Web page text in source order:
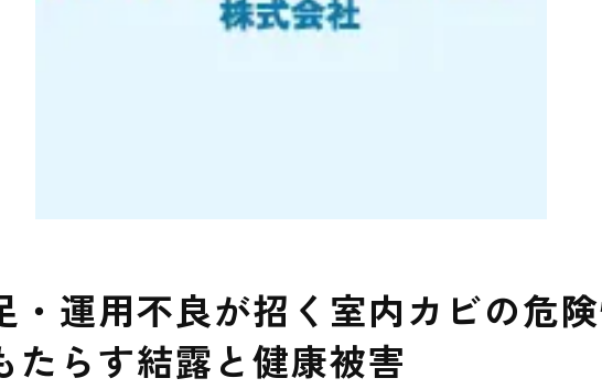
・運用不良が招く室内カビの危
たらす結露と健康被害